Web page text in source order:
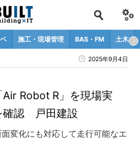
施工・現場管理 BAS・FM 土木
2025年9月4日
Robot R」を現場実
確認 戸田建設
変化にも対応して走行可能なエ